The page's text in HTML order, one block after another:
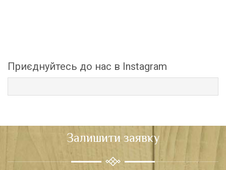
Приєднуйтесь до нас в Instagram
Залишити заявку